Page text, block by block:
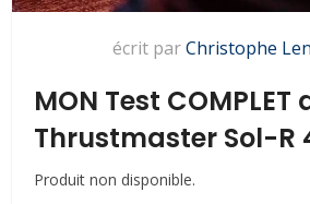
écrit parChristophe
MON Test COMPLET
Thrustmaster Sol-R
Produit non disponible.